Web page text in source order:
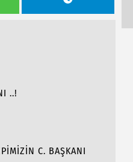
..!
C. BAŞKANI